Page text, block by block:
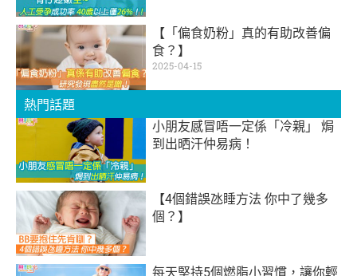
【「偏食奶粉」真的有助改善偏
食？】
2025-04-15
熱門話題
小朋友感冒唔一定係「冷親」 焗
到出晒汗仲易病！
【4個錯誤氹睡方法 你中了幾多
個？】
每天堅持5個燃脂小習慣，讓你輕